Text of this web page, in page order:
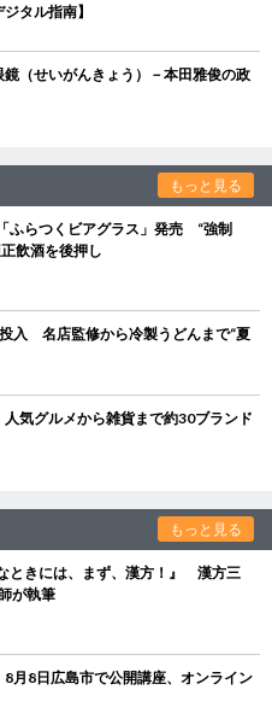
タル指南】
（せいがんきょう）－本田雅俊の政
もっと見る
ふらつくビアグラス」発売 “強制
飲酒を後押し
入 名店監修から冷製うどんまで“夏
気グルメから雑貨まで約30ブランド
もっと見る
ときには、まず、漢方！』 漢方三
が執筆
8日広島市で公開講座、オンライン